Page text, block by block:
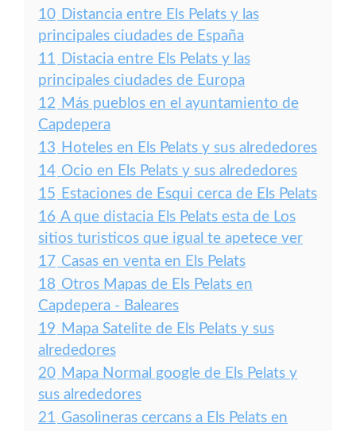
10 Distancia entre Els Pelats y las
principales ciudades de España
11 Distacia entre Els Pelats y las
principales ciudades de Europa
12 Más pueblos en el ayuntamiento de
Capdepera
13 Hoteles en Els Pelats y sus alrededores
14 Ocio en Els Pelats y sus alrededores
15 Estaciones de Esqui cerca de Els Pelats
16 A que distacia Els Pelats esta de Los
sitios turisticos que igual te apetece ver
17 Casas en venta en Els Pelats
18 Otros Mapas de Els Pelats en
Capdepera - Baleares
19 Mapa Satelite de Els Pelats y sus
alrededores
20 Mapa Normal google de Els Pelats y
sus alrededores
21 Gasolineras cercans a Els Pelats en